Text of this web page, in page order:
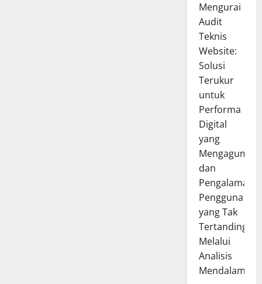
Mengurai
Audit
Teknis
Website:
Solusi
Terukur
untuk
Performa
Digital
yang
dan
Pengalaman
Pengguna
yang Tak
Tertandingi
Melalui
Analisis
Mendalam